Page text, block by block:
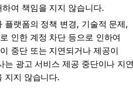
여 책임을 지지 않습니다.
플랫폼의 정책 변경, 기술적 문제,
인한 계정 차단 등으로 인하여
중단 또는 지연되거나 제공이
는 광고 서비스 제공 중단이나 지
지지 않습니다.